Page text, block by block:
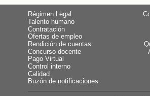
Régimen Legal
Talento humano
Contratación
Ofertas de empleo
Rendición de cuentas
Concurso docente
Pago Virtual
Control interno
Calidad
Buzón de notificaciones